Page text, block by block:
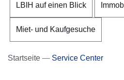
LBIH auf einen Blick
Miet- und Kaufgesuche
Startseite Service Center